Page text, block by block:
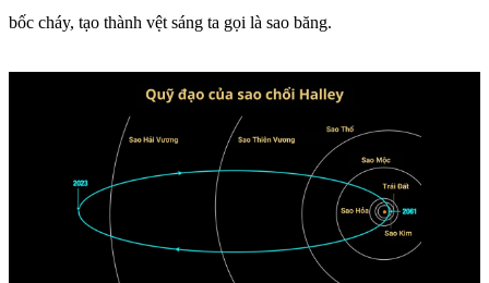
bốc cháy, tạo thành vệt sáng ta gọi là sao băng.